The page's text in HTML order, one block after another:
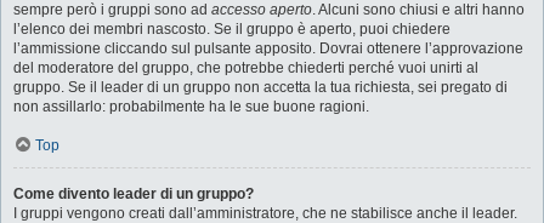
sempre però i gruppi sono ad accesso aperto. Alcuni sono chiusi e altri hanno
l’elenco dei membri nascosto. Se il gruppo è aperto, puoi chiedere
l’ammissione cliccando sul pulsante apposito. Dovrai ottenere l’approvazione
del moderatore del gruppo, che potrebbe chiederti perché vuoi unirti al
gruppo. Se il leader di un gruppo non accetta la tua richiesta, sei pregato di
non assillarlo: probabilmente ha le sue buone ragioni.
Top
Come divento leader di un gruppo?
I gruppi vengono creati dall’amministratore, che ne stabilisce anche il leader.